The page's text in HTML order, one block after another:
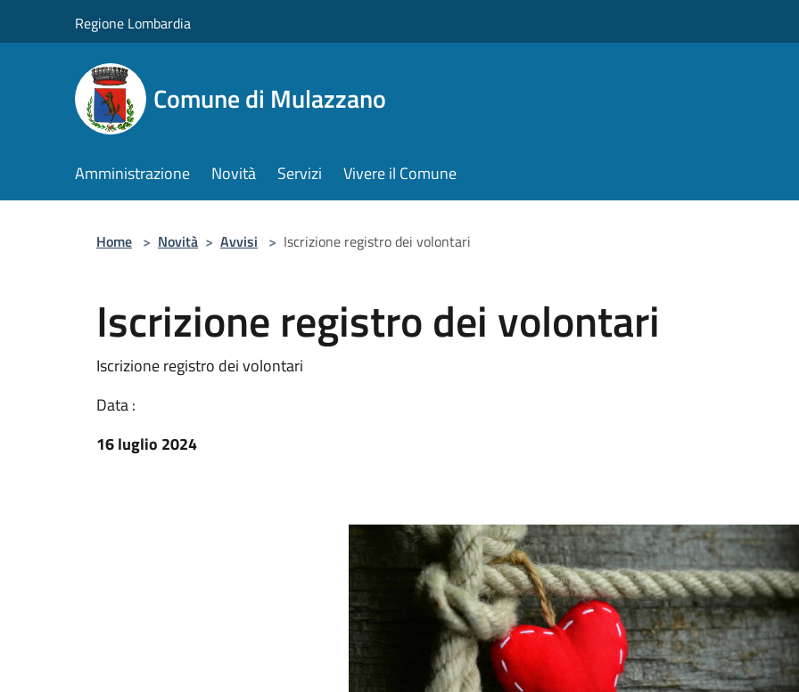
Regione Lombardia
Comune di Mulazzano
Amministrazione Novità Servizi Vivere il Comune
Home > Novità > Avvisi > Iscrizione registro dei volontari
Iscrizione registro dei volontari
Iscrizione registro dei volontari
Data :
16 luglio 2024